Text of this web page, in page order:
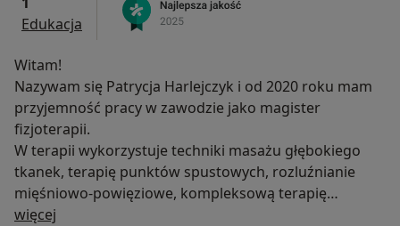
Edukacja
Witam!
Nazywam się Patrycja Harlejczyk i od 2020 roku mam
przyjemność pracy w zawodzie jako magister
fizjoterapii.
W terapii wykorzystuje techniki masażu głębokiego
tkanek, terapię punktów spustowych, rozluźnianie
mięśniowo-powięziowe, kompleksową terapię
przeciwobrzękową oraz kinesiotaping.
więcej